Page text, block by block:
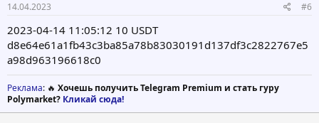
14.04.2023 #6
2023-04-14 11:05:12 10 USDT
d8e64e61a1fb43c3ba85a78b83030191d137df3c2822767e5
a98d963196618c0
Реклама: 🔥 Хочешь получить Telegram Premium и стать гуру
Polymarket? Кликай сюда!